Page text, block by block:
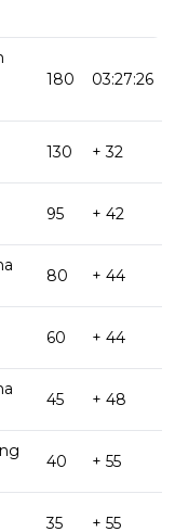
180 03:27:26
130 + 32
95 + 42
80 + 44
60 + 44
45 + 48
40 + 55
35 + 55